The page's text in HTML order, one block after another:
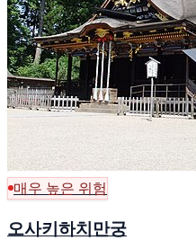
매우 높은 위험
오사키하치만궁